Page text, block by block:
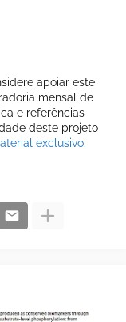
apoiar este
mensal de
e referências
deste projeto
exclusivo.